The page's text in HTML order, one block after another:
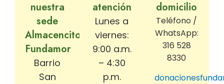
nuestra
sede
Almacencito
Fundamor
Barrio
San
atención
Lunes a
viernes:
9:00 a.m.
– 4:30
p.m.
domicilio
Teléfono /
WhatsApp:
316 528
8330